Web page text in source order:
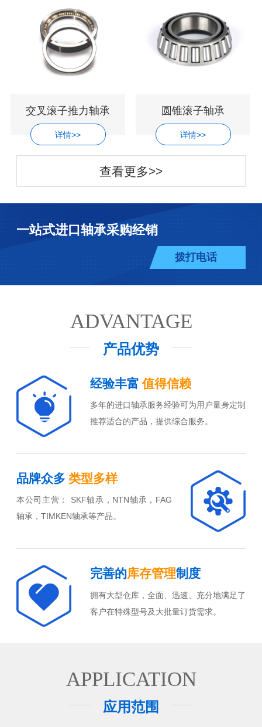
交叉滚子推力轴承
详情>>
圆锥滚子轴承
详情>>
查看更多>>
一站式进口轴承采购经销
拨打电话
ADVANTAGE
产品优势
经验丰富值得信赖
多年的进口轴承服务经验可为用户量身定制
推荐适合的产品，提供综合服务。
品牌众多 类型多样
本公司主营： SKF轴承，NTN轴承，FAG
轴承，TIMKEN轴承等产品。
完善的库存管理制度
拥有大型仓库，全面、迅速、充分地满足了
客户在特殊型号及大批量订货需求。
APPLICATION
应用范围